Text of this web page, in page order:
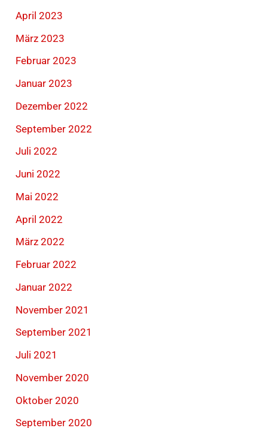
April 2023
März 2023
Februar 2023
Januar 2023
Dezember 2022
September 2022
Juli 2022
Juni 2022
Mai 2022
April 2022
März 2022
Februar 2022
Januar 2022
November 2021
September 2021
Juli 2021
November 2020
Oktober 2020
September 2020